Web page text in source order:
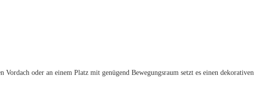
oder an einem Platz mit genügend Bewegungsraum setzt es einen dekorativen